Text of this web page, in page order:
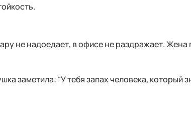
не надоедает, в офисе не раздражает.
заметила: “У тебя запах человека, который